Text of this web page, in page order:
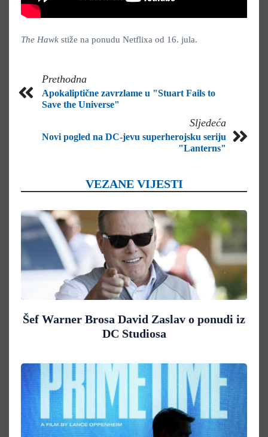
The Hawk stiže na ponudu Netflixa od 16. jula.
Prethodna
Apokaliptične zavrzlame u "Stuart Fails to
Save the Universe"
Sljedeća
Novi pogled na DC-jevu superherojsku seriju
"Lanterns"
VEZANE VIJESTI
Šef Warner Brosa David Zaslav o ponudi iz
DC Studiosa